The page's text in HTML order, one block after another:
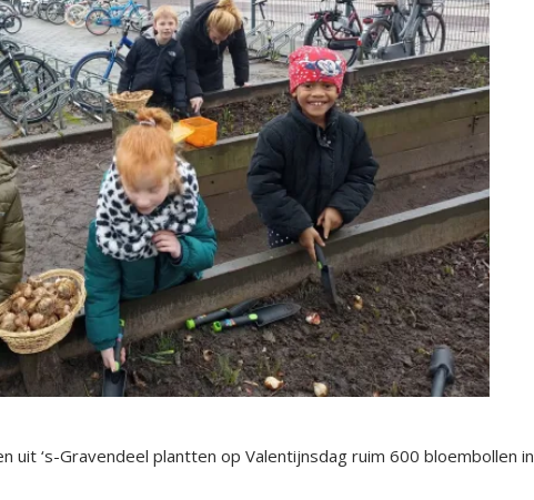
uit ‘s-Gravendeel plantten op Valentijnsdag ruim 600 bloembollen in